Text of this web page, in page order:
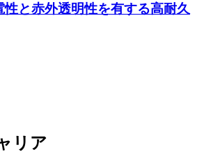
性と赤外透明性を有する高耐久
リア